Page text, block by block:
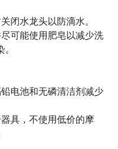
闭水龙头以防滴水。
可能使用肥皂以减少洗
电池和无磷清洁剂减少
具，不使用低价的摩